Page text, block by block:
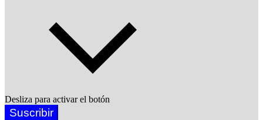
Desliza para activar el botón
Suscribir